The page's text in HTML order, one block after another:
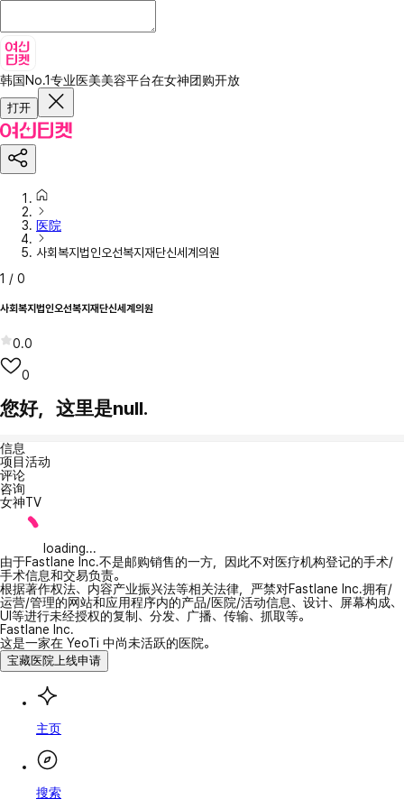
韩国No.1专业医美美容平台在女神团购开放
打开
医院
사회복지법인오선복지재단신세계의원
1 / 0
사회복지법인오선복지재단신세계의원
0.0
0
您好，这里是null.
信息
项目活动
评论
咨询
女神TV
loading...
由于Fastlane Inc.不是邮购销售的一方，因此不对医疗机构登记的手术/
手术信息和交易负责。
根据著作权法、内容产业振兴法等相关法律，严禁对Fastlane Inc.拥有/
运营/管理的网站和应用程序内的产品/医院/活动信息、设计、屏幕构成、
UI等进行未经授权的复制、分发、广播、传输、抓取等。
Fastlane Inc.
这是一家在 YeoTi 中尚未活跃的医院。
宝藏医院上线申请
主页
搜索